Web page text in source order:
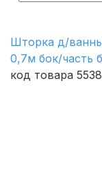
Шторка д/
0,7м бок/часть
код товара